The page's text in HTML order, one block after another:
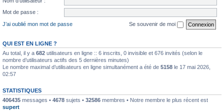
Mot de passe :
J’ai oublié mon mot de passe
Se souvenir de moi
QUI EST EN LIGNE ?
Au total, il y a 682 utilisateurs en ligne :: 6 inscrits, 0 invisible et 676 invités (selon le
nombre d’utilisateurs actifs des 5 dernières minutes)
Le nombre maximal d’utilisateurs en ligne simultanément a été de 5158 le 17 mai 2026,
02:57
STATISTIQUES
406435 messages • 4678 sujets • 32586 membres • Notre membre le plus récent est
supert